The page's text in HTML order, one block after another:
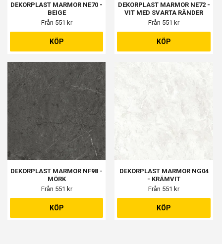
DEKORPLAST MARMOR NE70 -
BEIGE
Från 551 kr
KÖP
DEKORPLAST MARMOR NE72 -
VIT MED SVARTA RÄNDER
Från 551 kr
KÖP
DEKORPLAST MARMOR NF98 -
MÖRK
Från 551 kr
KÖP
DEKORPLAST MARMOR NG04
- KRÄMVIT
Från 551 kr
KÖP